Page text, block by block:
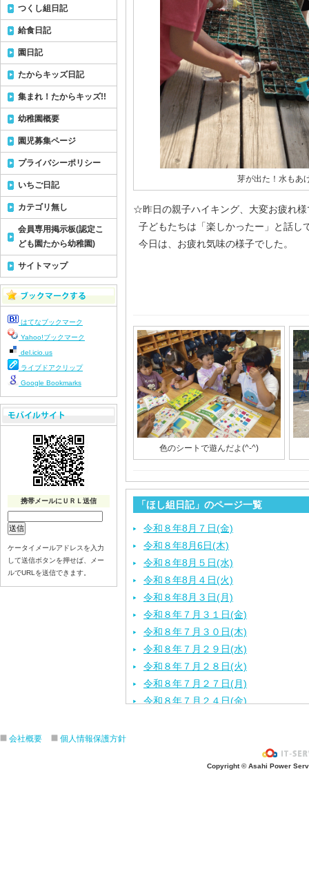
芽が出た！水もあ
☆昨日の親子ハイキング、大変お疲れ様
子どもたちは「楽しかったー」と話し
今日は、お疲れ気味の様子でした。
色のシートで遊んだよ(^-^)
「ほし組日記」のページ一覧
令和８年8月７日(金)
令和８年8月6日(木)
令和８年8月５日(水)
令和８年8月４日(火)
令和８年8月３日(月)
令和８年７月３１日(金)
令和８年７月３０日(木)
令和８年７月２９日(水)
令和８年７月２８日(火)
令和８年７月２７日(月)
令和８年７月２４日(金)
令和８年７月１７日（金）
つくし組日記
給食日記
園日記
たからキッズ日記
集まれ！たからキッズ!!
幼稚園概要
園児募集ページ
プライバシーポリシー
いちご日記
カテゴリ無し
会員専用掲示板(認定こ
ども園たから幼稚園)
サイトマップ
はてなブックマーク
Yahoo!ブックマーク
del.icio.us
ライブドアクリップ
Google Bookmarks
携帯メールにＵＲＬ送信
ケータイメールアドレスを入力
して送信ボタンを押せば、メー
ルでURLを送信できます。
会社概要 個人情報保護方針
Copyright © Asahi Power